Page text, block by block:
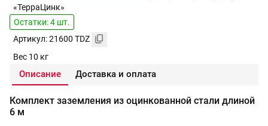
«ТерраЦинк»
Остатки: 4 шт.
Артикул: 21600 TDZ
Вес 10 кг
Описание Доставка и оплата
Комплект заземления из оцинкованной стали длиной
6 м